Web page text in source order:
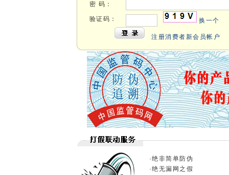
密 码：
验证码： 换一个
注册消费者新会员帐户
·绝非简单防伪
·绝无漏网之假